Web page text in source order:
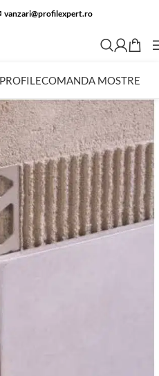
vanzari@profilexpert.ro
COMANDA MOSTRE